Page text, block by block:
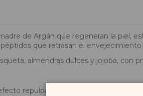
de Argán que regeneran la piel,
que retrasan el
almendras dulces y jojoba, con
repulpante) y nutrida. Arrugas de